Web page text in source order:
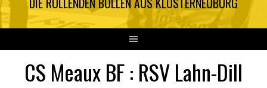
CS Meaux BF : RSV Lahn-Dill